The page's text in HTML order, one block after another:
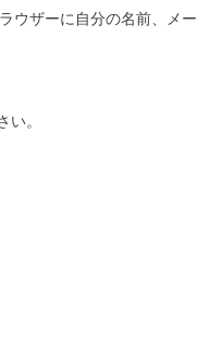
ウザーに自分の名前、メー
い。